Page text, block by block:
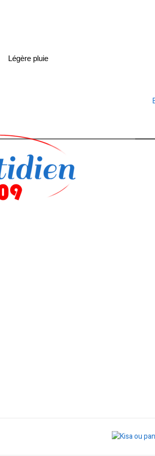
Légère pluie